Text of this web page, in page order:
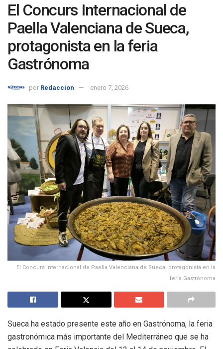
El Concurs Internacional de
Paella Valenciana de Sueca,
protagonista en la feria
Gastrónoma
por Redaccion enero 7, 2026
El Concurs Internacional de Paella Valenciana de Sueca, protagonista en la
feria Gastrónoma
Sueca ha estado presente este año en Gastrónoma, la feria
gastronómica más importante del Mediterráneo que se ha